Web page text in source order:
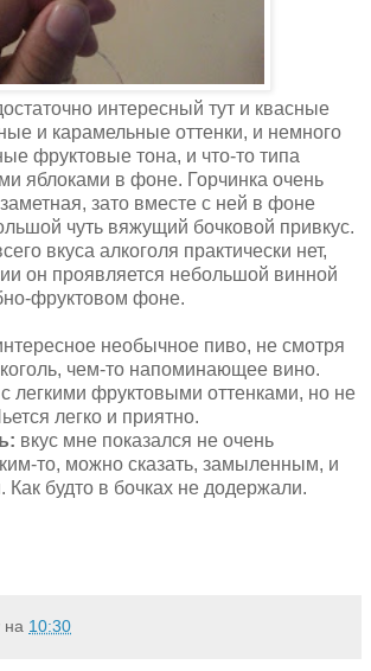
интересный тут и квасные
и карамельные оттенки, и немного
фруктовые тона, и что-то типа
яблоками в фоне. Горчинка очень
зато вместе с ней в фоне
чуть вяжущий бочковой привкус.
вкуса алкоголя практически нет,
он проявляется небольшой винной
фруктовом фоне.
необычное пиво, не смотря
чем-то напоминающее вино.
легкими фруктовыми оттенками, но не
легко и приятно.
вкус мне показался не очень
то, можно сказать, замыленным, и
будто в бочках не додержали.
на 10:30